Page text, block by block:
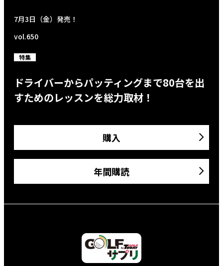
7月3日（金）発売！
vol.650
特集
ドライバーからパッティングまで80台を出
すためのレッスンを総力取材！
購入
年間購読